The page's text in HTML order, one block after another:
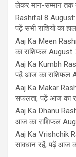
लेकर मान-सम्मान तक
Rashifal 8 August:
पढ़ें सभी राशियों का हाल
Aaj Ka Meen
का राशिफल August
Aaj Ka Kumbh
पढ़ें आज का राशिफल
Aaj Ka Makar
सफलता, पढ़ें आज का
Aaj Ka Dhanu
आज का राशिफल
Aaj Ka Vrishchik
सावधान रहें, पढ़ें आज